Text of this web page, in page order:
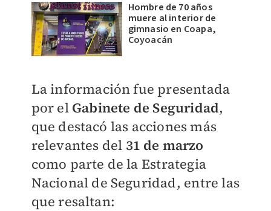
Hombre de 70 años
muere al interior de
gimnasio en Coapa,
Coyoacán
La información fue presentada
por el Gabinete de Seguridad,
que destacó las acciones más
relevantes del 31 de marzo
como parte de la Estrategia
Nacional de Seguridad, entre las
que resaltan: